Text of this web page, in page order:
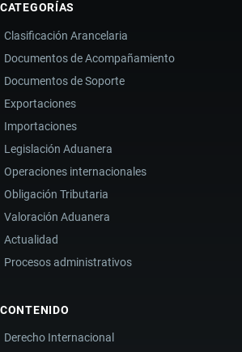
CATEGORÍAS
Clasificación Arancelaria
Documentos de Acompañamiento
Documentos de Soporte
Exportaciones
Importaciones
Legislación Aduanera
Operaciones internacionales
Obligación Tributaria
Valoración Aduanera
Actualidad
Procesos administrativos
CONTENIDO
Derecho Internacional